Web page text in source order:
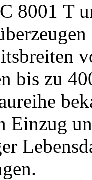
8001 T
bis zu
Einzug